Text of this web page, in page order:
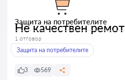
Защита на потребителите
Не качествен ремот
1 отговор
Защита на потребителите
3 569